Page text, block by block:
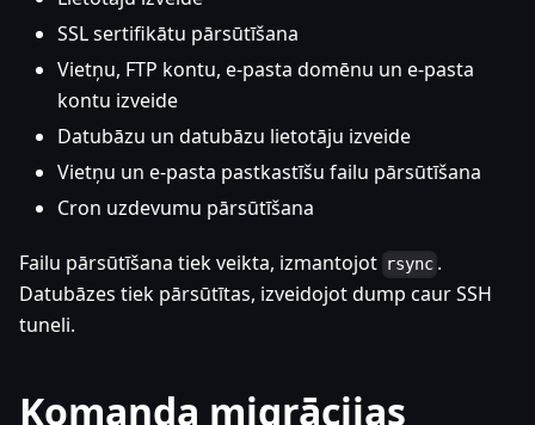
SSL sertifikātu pārsūtīšana
Vietņu, FTP kontu, e-pasta domēnu un e-pasta
kontu izveide
Datubāzu un datubāzu lietotāju izveide
Vietņu un e-pasta pastkastīšu failu pārsūtīšana
Cron uzdevumu pārsūtīšana
Failu pārsūtīšana tiek veikta, izmantojot rsync .
Datubāzes tiek pārsūtītas, izveidojot dump caur SSH
tuneli.
Komanda migrācijas